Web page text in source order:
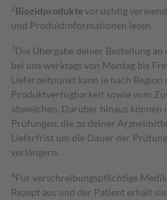
2Biozidproduktevorsichtig
und Produktinformationen lesen.
3Die Übergabe deiner Bestellung
bei uns werktags von Montag bis
Lieferzeitpunkt kann je nach
Produktverfügbarkeit sowie vom
abweichen. Darüber hinaus
Prüfungen, die zu deiner
Lieferfrist um die Dauer der
verlängern.
4Für verschreibungspflichtige
Rezept aus und der Patient erhält